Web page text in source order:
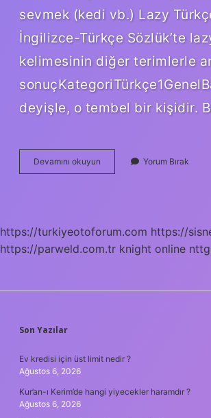
sevmek (kedi vb.) Lazy
İngilizce-Türkçe Sözlük’te
kelimesinin diğer terimlerle
deyişle, o tembel bir kişidir.
Devamını okuyun
Ne
Yorum Bırak
https://turkiyeotoforum.com https://
https://parweld.com.tr knight online
SIDEBAR
Son Yazılar
Ev kredisi için üst limit nedir ?
Ağustos 6, 2026
Kur’an-ı Kerim’de hangi yiyecekler haramdır ?
Ağustos 6, 2026